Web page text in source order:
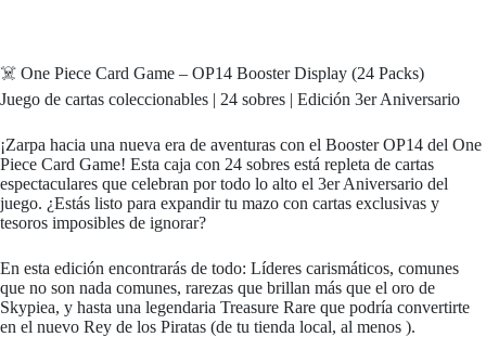
‍☠️ One Piece Card Game – OP14 Booster Display (24 Packs)
Juego de cartas coleccionables | 24 sobres | Edición 3er Aniversario
¡Zarpa hacia una nueva era de aventuras con el Booster OP14 del One
Piece Card Game! Esta caja con 24 sobres está repleta de cartas
espectaculares que celebran por todo lo alto el 3er Aniversario del
juego. ¿Estás listo para expandir tu mazo con cartas exclusivas y
tesoros imposibles de ignorar?
En esta edición encontrarás de todo: Líderes carismáticos, comunes
que no son nada comunes, rarezas que brillan más que el oro de
Skypiea, y hasta una legendaria Treasure Rare que podría convertirte
en el nuevo Rey de los Piratas (de tu tienda local, al menos ).